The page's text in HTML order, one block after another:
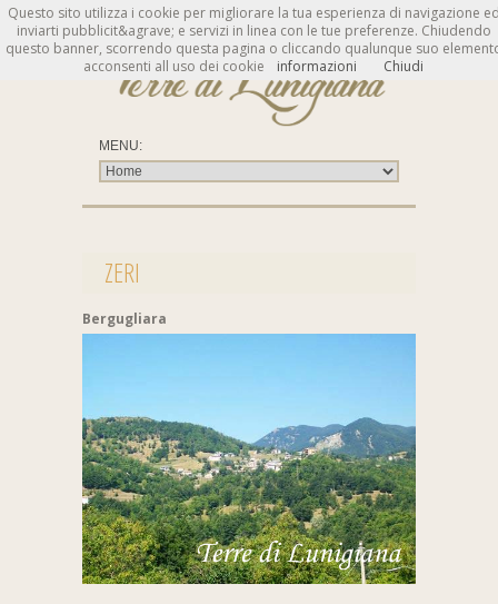
ZERI
Bergugliara
Questo sito utilizza i cookie per migliorare la tua esperienza di navigazione
inviarti pubblicit&agrave; e servizi in linea con le tue preferenze. Chiudendo
questo banner, scorrendo questa pagina o cliccando qualunque suo
acconsenti all uso dei cookie
informazioni Chiudi